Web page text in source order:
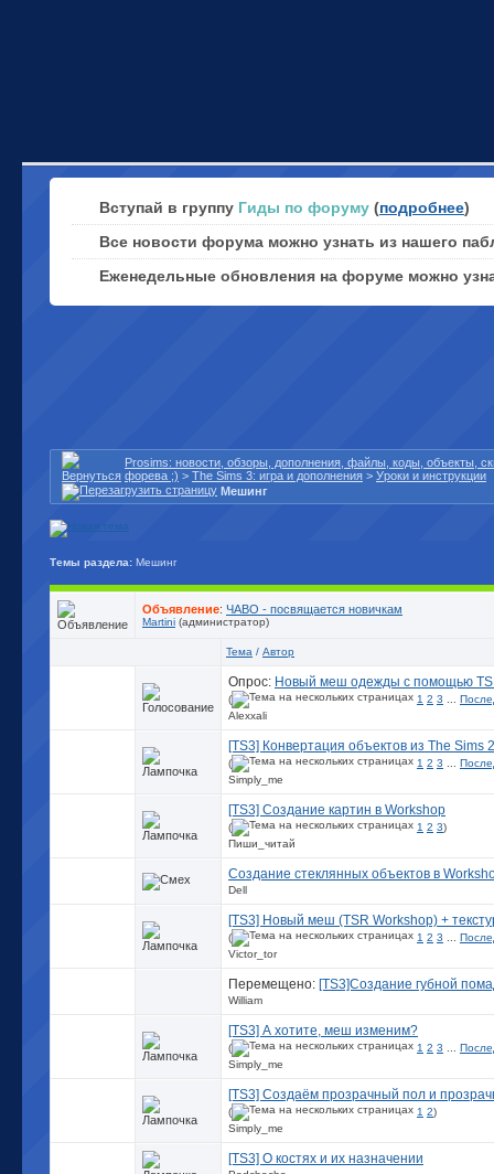
Вступай в группу Гиды по форуму (подробнее)
Все новости форума можно узнать из нашего
Еженедельные обновления на форуме можно
Prosims: новости, обзоры, дополнения, файлы, коды, объекты,
форева ;) > The Sims 3: игра и дополнения > Уроки и инструкции
Мешинг
Темы раздела: Мешинг
Объявление: ЧАВО - посвящается новичкам
Martini (администратор)
Тема / Автор
Опрос: Новый меш одежды с помощью
( 1 2 3
Alexxali
[TS3] Конвертация объектов из The Sims
( 1 2 3
Simply_me
[TS3] Создание картин в Workshop
( 1 2 3)
Пиши_читай
Создание стеклянных объектов в
Dell
[TS3] Новый меш (TSR Workshop) +
( 1 2 3
Victor_tor
Перемещено: [TS3]Создание губной
William
[TS3] А хотите, меш изменим?
( 1 2 3
Simply_me
[TS3] Создаём прозрачный пол и
( 1 2)
Simply_me
[TS3] О костях и их назначении